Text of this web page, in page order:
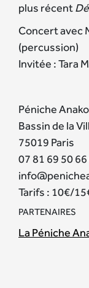
plus récent
Concert avec
(percussion)
Invitée : Tara
Péniche Anako
Bassin de la
75019 Paris
07 81 69 50
Tarifs : 10€/
PARTENAIRES
La Péniche